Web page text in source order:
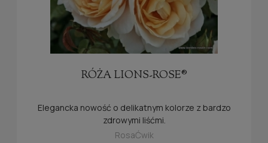
RÓŻA LIONS-ROSE®
Elegancka nowość o delikatnym kolorze z bardzo
zdrowymi liśćmi.
RosaĆwik